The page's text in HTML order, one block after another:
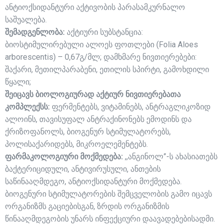
ანტიოქსიდანტური აქტივობის პარასამკურნალო
საშუალება.
შემადგენლობა: აქტიური სუბსტანცია:
ბიოსტიმულირებული ალოეს ფოთლები (Folia Aloes
arborescentis) – 0,67გ/მლ; დამხმარე ნივთიერებები:
შაქარი, მეთილპარაბენი, ეთილის სპირტი, გამოხდილი
წყალი;
შეიცავს ბიოლოგიურად აქტიურ ნივთიერებათა
კომპლექსს: ფერმენტებს, ვიტამინებს, ანტრაგლიკოზიდ
ალოინს, თავისუფალ ანტრაქინონებს ემოდინს და
ქრიზოფანოლს, ბიოგენურ სტიმულატორებს,
პოლისაქარიდებს, მიკროელემენტებს.
ფარმაკოლოგიური მოქმედება: ,,ანგინოლ”-ს ახასიათებს
ბაქტერიციდული, ანტივირუსული, ანთების
საწინააღმდეგო, ანტიოქსიდანტური მოქმედება.
ბიოგენური სტიმულატორების შემცველობის გამო იცავს
ორგანიზმს გაციებისგან, ზრდის ორგანიზმის
წინააღმდეგობის უნარს ინფექციური დაავადებებისადმი.